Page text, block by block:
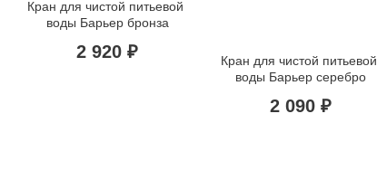
Кран для чистой питьевой
воды Барьер бронза
2 920 ₽
Кран для чистой питьевой
воды Барьер серебро
2 090 ₽